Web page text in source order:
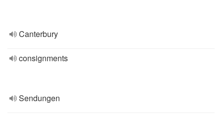
Canterbury
consignments
Sendungen